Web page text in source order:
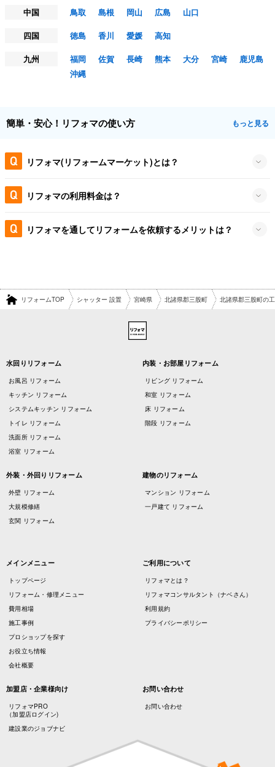
中国
鳥取 島根 岡山 広島
山口
四国
徳島 香川 愛媛
高知
九州
福岡 佐賀 長崎 熊本 大分 宮崎
鹿児島
沖縄
簡単・安心！リフォマの使い方 もっと見る
リフォマ(リフォームマーケット)とは？
リフォマの利用料金は？
リフォマを通してリフォームを依頼するメリットは？
リフォームTOP シャッター 設置 宮崎県 北諸県郡三股町 北諸県郡三股町の
水回りリフォーム
お風呂 リフォーム
キッチン リフォーム
システムキッチン リフォーム
トイレ リフォーム
洗面所 リフォーム
浴室 リフォーム
内装・お部屋リフォーム
リビング リフォーム
和室 リフォーム
床 リフォーム
階段 リフォーム
外装・外回りリフォーム
外壁 リフォーム
大規模修繕
玄関 リフォーム
建物のリフォーム
マンション リフォーム
一戸建て リフォーム
メインメニュー
トップページ
リフォーム・修理メニュー
費用相場
施工事例
プロショップを探す
お役立ち情報
会社概要
ご利用について
リフォマとは？
リフォマコンサルタント（ナベさん）
利用規約
プライバシーポリシー
加盟店・企業様向け
リフォマPRO
（加盟店ログイン)
建設業のジョブナビ
お問い合わせ
お問い合わせ